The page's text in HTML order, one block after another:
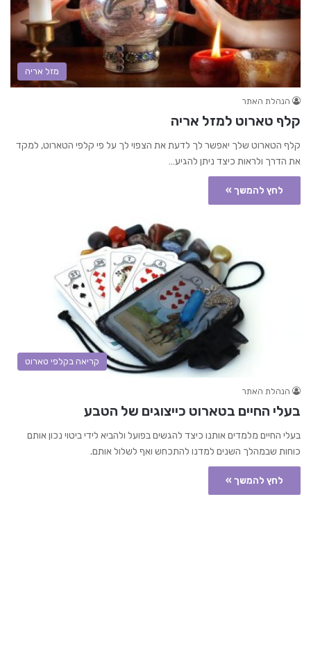
מזל אריה
הנהלת האתר
קלף טארוט למזל אריה
קלף הטארוט שלך יאפשר לך לדעת את הצפוי לך על פי קלפי הטארוט, למקד
את הדרך ולראות כיצד ניתן להגיע…
לחץ להמשך »
קריאה בקלפי טארוט
הנהלת האתר
בעלי החיים בטארוט כייצוגים של הטבע
בעלי החיים מלמדים אותנו כיצד להגשים בפועל ולהביא לידי ביטוי נכון אותם
כוחות שבמהלך השנים למדנו להתכחש ואף לשלול אותם.
לחץ להמשך »